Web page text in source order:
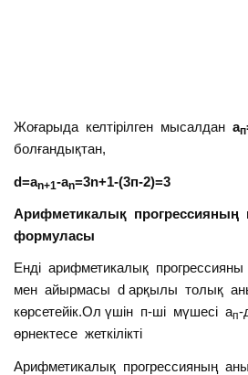
Жоғарыда келтірілген мысалданап
болғандықтан,
d=an+1-an=3n+1-(3п-2)=3
Арифметикалық прогрессияның
формуласы
Енді арифметикалық прогрессияны
мен айырмасы d арқылы толық
көрсетейік.Ол үшін п-ші мүшесі ап-
өрнектесе жеткілікті
Арифметикалық прогрессияның